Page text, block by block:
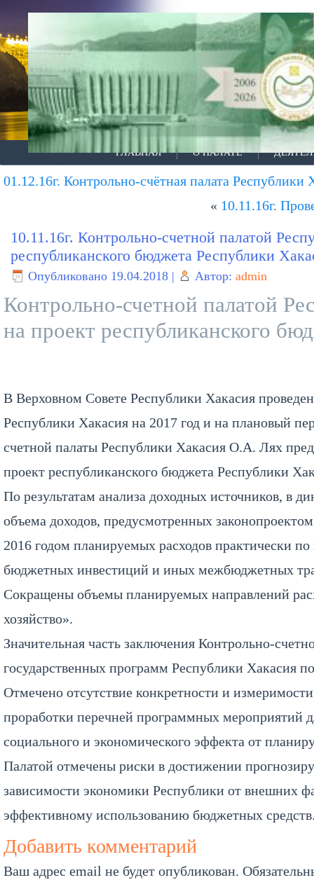
ГЛАВНАЯ О ПАЛАТЕ
01.12.16г. Контрольно-счётная палата
« 10.11.16г.
10.11.16г. Контрольно-счетной палатой
республиканского бюджета Республики
Опубликовано 19.04.2018 | Автор: admin
Контрольно-счетной палатой
на проект республиканского
В Верховном Совете Республики Хакасия
Республики Хакасия на 2017 год и на плановый
счетной палаты Республики Хакасия О.А. Лях
проект республиканского бюджета Республики
По результатам анализа доходных источников, в
объема доходов, предусмотренных
2016 годом планируемых расходов практически
бюджетных инвестиций и иных межбюджетных
Сокращены объемы планируемых направлений
хозяйство».
Значительная часть заключения Контрольно-
государственных программ Республики Хакасия
Отмечено отсутствие конкретности и
проработки перечней программных мероприятий
социального и экономического эффекта от
Палатой отмечены риски в достижении
зависимости экономики Республики от внешних
эффективному использованию бюджетных
Добавить комментарий
Ваш адрес email не будет опубликован.